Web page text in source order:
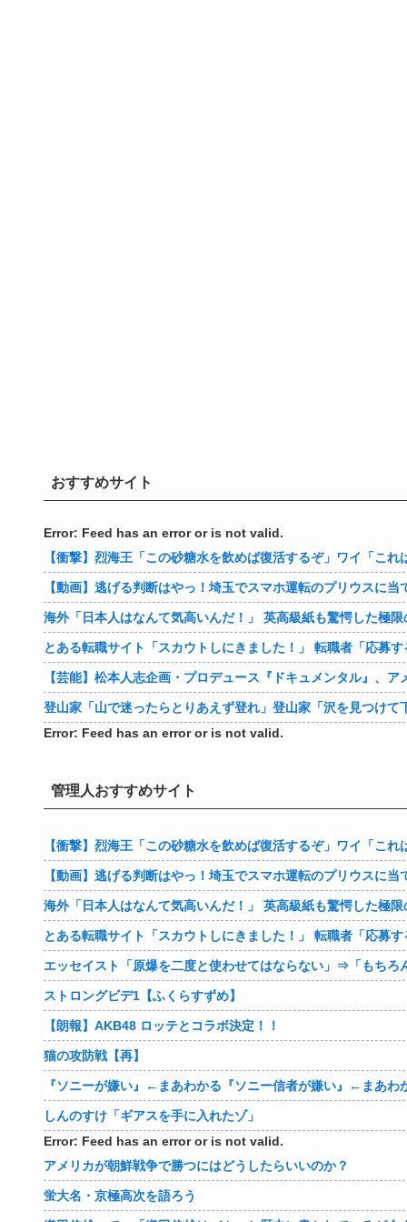
おすすめサイト
Error: Feed has an error or is not valid.
【衝撃】烈海王「この砂糖水を飲めば復活するぞ」ワイ「こ
【動画】逃げる判断はやっ！埼玉でスマホ運転のプリウスに当
海外「日本人はなんて気高いんだ！」 英高級紙も驚愕した極
とある転職サイト「スカウトしにきました！」 転職者「応募
【芸能】松本人志企画・プロデュース『ドキュメンタル』、
登山家「山で迷ったらとりあえず登れ」登山家「沢を見つけ
Error: Feed has an error or is not valid.
管理人おすすめサイト
【衝撃】烈海王「この砂糖水を飲めば復活するぞ」ワイ「こ
【動画】逃げる判断はやっ！埼玉でスマホ運転のプリウスに当
海外「日本人はなんて気高いんだ！」 英高級紙も驚愕した極
とある転職サイト「スカウトしにきました！」 転職者「応募
エッセイスト「原爆を二度と使わせてはならない」⇒「もち
ストロングビデ1【ふくらすずめ】
【朗報】AKB48 ロッテとコラボ決定！！
猫の攻防戦【再】
『ソニーが嫌い』←まあわかる『ソニー信者が嫌い』←まあ
しんのすけ「ギアスを手に入れたゾ」
Error: Feed has an error or is not valid.
アメリカが朝鮮戦争で勝つにはどうしたらいいのか？
蛍大名・京極高次を語ろう